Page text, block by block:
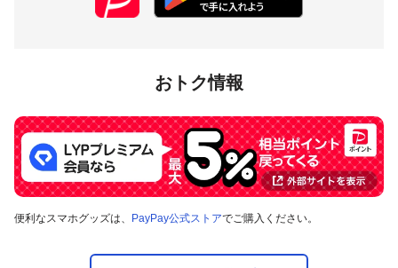
埼玉県志木市内のPayPay加盟店のうち、
ご確認いただけます。
対象の支払方法
本キャンペーンの対象のお支払方法は、PayPay残高、ヤフー
法は対象外です。また、オンラインでのお支払いはPayPayピ
おトク情報
便利なスマホグッズは、 PayPay公式ストアでご購入ください。